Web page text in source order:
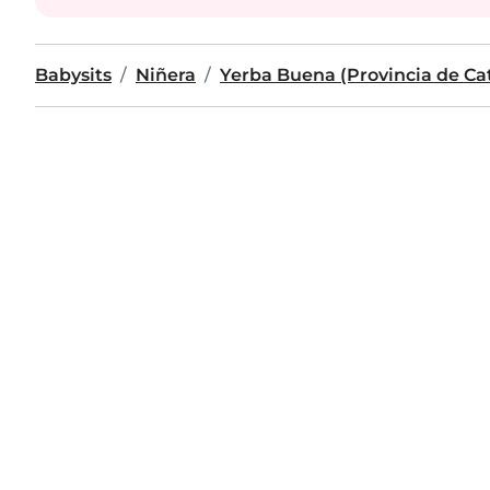
Babysits Niñera Yerba Buena (Provincia de